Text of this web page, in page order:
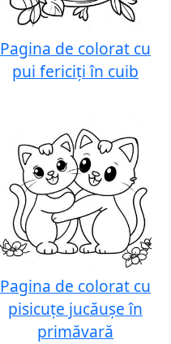
Pagina de colorat cu
pui fericiți în cuib
Pagina de colorat cu
pisicuțe jucăușe în
primăvară